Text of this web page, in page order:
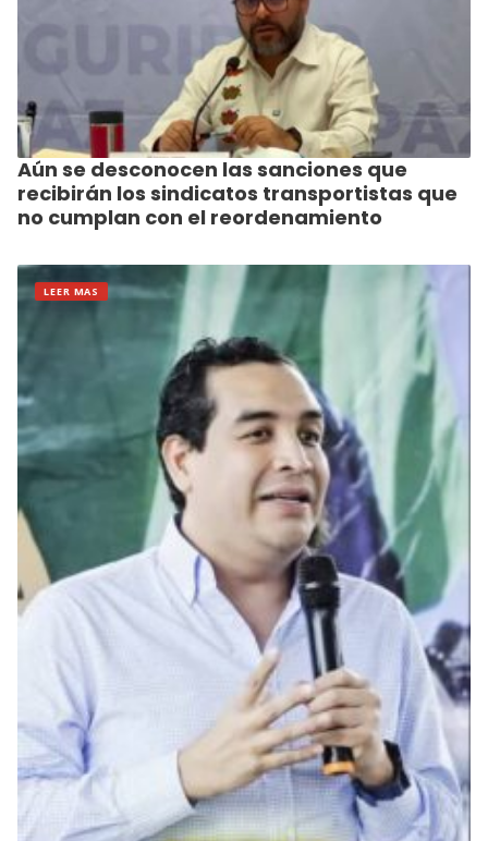
Aún se desconocen las sanciones que
recibirán los sindicatos transportistas que
no cumplan con el reordenamiento
LEER MAS